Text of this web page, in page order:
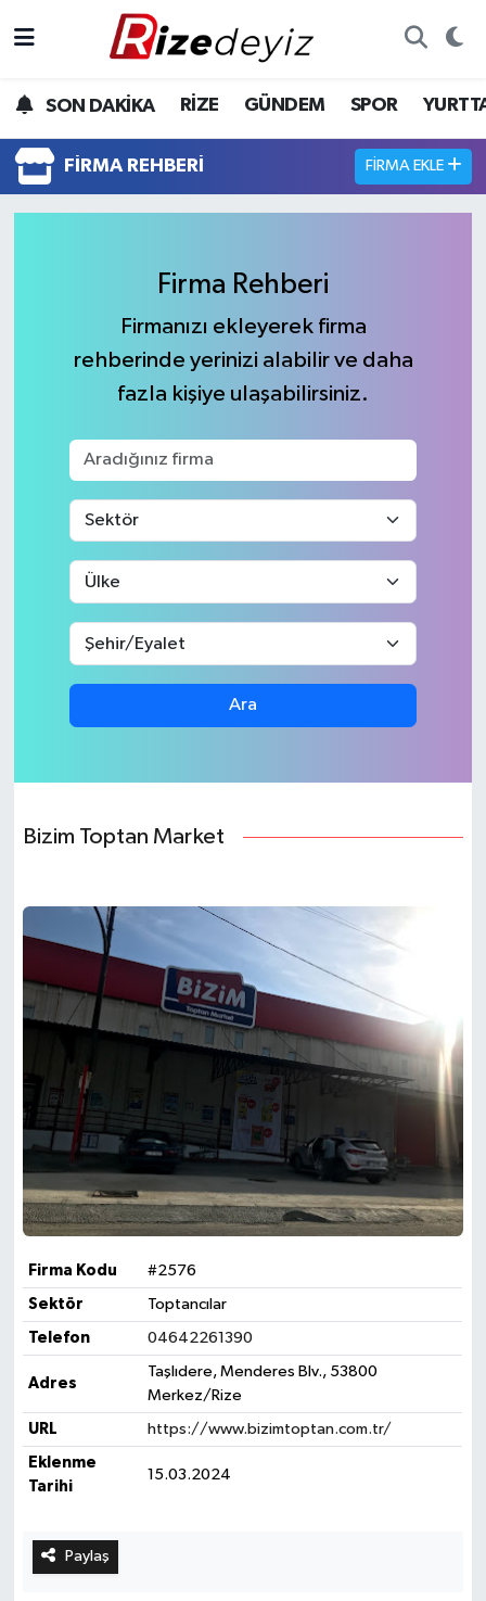
SON DAKİKA RİZE GÜNDEM SPOR
FIRMA REHBERI FIRMA EKLE
Firma Rehberi
Firmanızı ekleyerek firma
rehberinde yerinizi alabilir ve daha
fazla kişiye ulaşabilirsiniz.
Ara
Bizim Toptan Market
Firma Kodu #2576
Sektör Toptancılar
Telefon 04642261390
Adres
Taşlıdere, Menderes Blv., 53800
Merkez/Rize
URL https://www.bizimtoptan.com.tr/
Eklenme
Tarihi
15.03.2024
Paylaş
Gündem
Yurttan Haberler
Sağlık
Rize Hava Durumu
Rize Trafik Yoğunluk Haritası
Son Dakika Haberleri